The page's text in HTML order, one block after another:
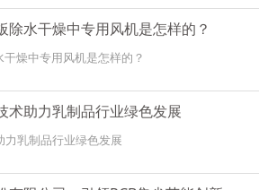
除水干燥中专用风机是怎样的？
燥中专用风机是怎样的？
术助力乳制品行业绿色发展
力乳制品行业绿色发展